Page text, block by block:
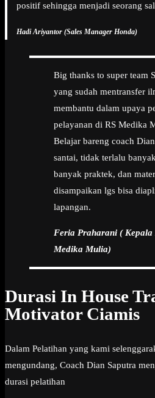
positif sehingga menjadi seorang
Hadi Ariyantor (Sales Manager Honda)
Big thanks to super team
yang sudah mentransfer
membantu dalam upaya
pelayanan di RS Medika
Belajar bareng coach
santai, tidak terlalu
banyak praktek, dan
disampaikan lgs bisa
lapangan.
Feria Praharani ( Kepala
Medika Mulia)
Durasi In House
Motivator Ciamis
Dalam Pelatihan yang kami
mengundang, Coach Dian Saputra
durasi pelatihan